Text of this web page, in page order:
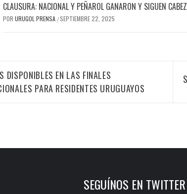
CLAUSURA: NACIONAL Y PEÑAROL GANARON Y SIGUEN
POR URUGOL PRENSA /SEPTIEMBRE 22, 2025
DISPONIBLES EN LAS FINALES
PARA RESIDENTES URUGUAYOS
SEGUÍNOS EN TWITTER